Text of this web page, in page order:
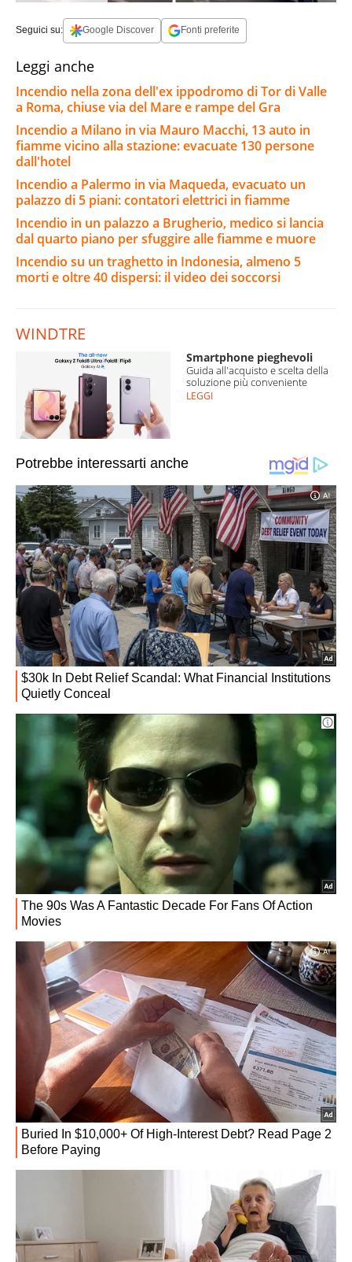
Seguici su: Google Discover Fonti preferite
Leggi anche
Incendio nella zona dell'ex ippodromo di Tor di Valle
a Roma, chiuse via del Mare e rampe del Gra
Incendio a Milano in via Mauro Macchi, 13 auto in
fiamme vicino alla stazione: evacuate 130 persone
dall'hotel
Incendio a Palermo in via Maqueda, evacuato un
palazzo di 5 piani: contatori elettrici in fiamme
Incendio in un palazzo a Brugherio, medico si lancia
dal quarto piano per sfuggire alle fiamme e muore
Incendio su un traghetto in Indonesia, almeno 5
morti e oltre 40 dispersi: il video dei soccorsi
WINDTRE
Smartphone pieghevoli
Guida all'acquisto e scelta della
soluzione più conveniente
LEGGI